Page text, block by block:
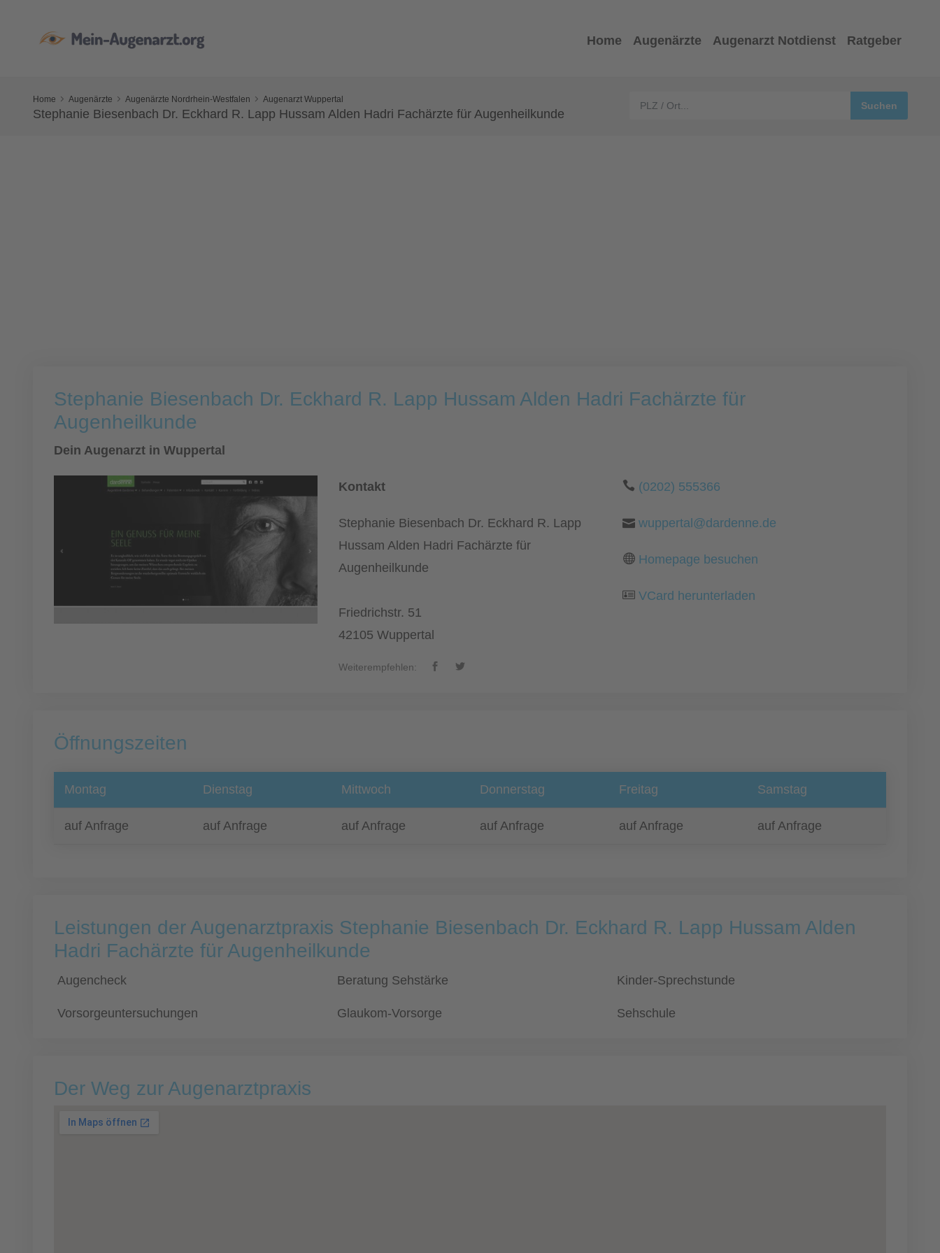
Home Augenärzte Augenarzt Notdienst Ratgeber
Home Augenärzte Augenärzte Nordrhein-Westfalen Augenarzt Wuppertal
Stephanie Biesenbach Dr. Eckhard R. Lapp Hussam Alden Hadri Fachärzte für Augenheilkunde
Stephanie Biesenbach Dr. Eckhard R. Lapp Hussam Alden Hadri Fachärzte für
Augenheilkunde
Dein Augenarzt in Wuppertal
Kontakt
Stephanie Biesenbach Dr. Eckhard R. Lapp
Hussam Alden Hadri Fachärzte für
Augenheilkunde
Friedrichstr. 51
42105 Wuppertal
Weiterempfehlen:
(0202) 555366
wuppertal@dardenne.de
Homepage besuchen
VCard herunterladen
Öffnungszeiten
Montag Dienstag Mittwoch Donnerstag Freitag Samstag
auf Anfrage auf Anfrage auf Anfrage auf Anfrage auf Anfrage auf Anfrage
Leistungen der Augenarztpraxis Stephanie Biesenbach Dr. Eckhard R. Lapp Hussam Alden
Hadri Fachärzte für Augenheilkunde
Augencheck Beratung Sehstärke Kinder-Sprechstunde
Vorsorgeuntersuchungen Glaukom-Vorsorge Sehschule
Der Weg zur Augenarztpraxis